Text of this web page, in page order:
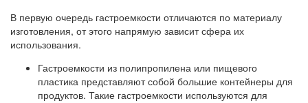
В первую очередь гастроемкости отличаются по материалу
изготовления, от этого напрямую зависит сфера их
использования.
Гастроемкости из полипропилена или пищевого
пластика представляют собой большие контейнеры для
продуктов. Такие гастроемкости используются для